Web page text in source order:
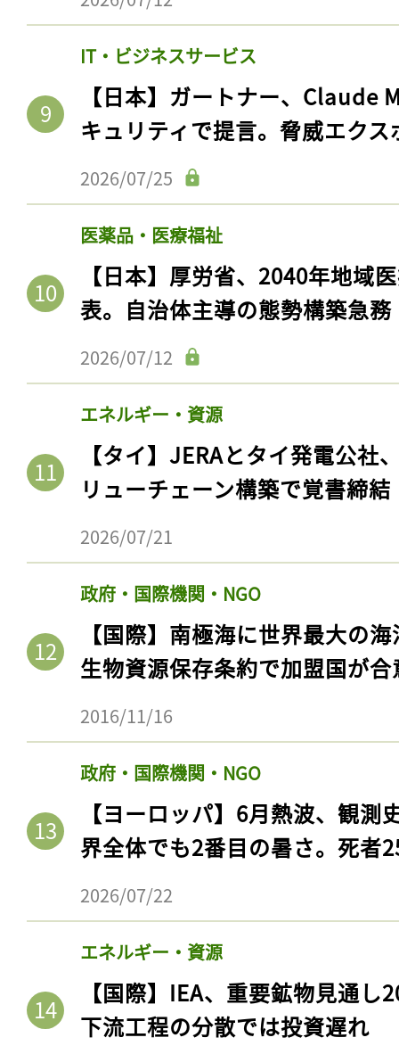
IT・ビジネスサービス
【日本】ガートナー、Claude
キュリティで提言。脅威エク
2026/07/25
医薬品・医療福祉
【日本】厚労省、2040年地域
表。自治体主導の態勢構築急務
2026/07/12
エネルギー・資源
【タイ】JERAとタイ発電公社
リューチェーン構築で覚書締結
2026/07/21
政府・国際機関・NGO
【国際】南極海に世界最大の
生物資源保存条約で加盟国が合
2016/11/16
政府・国際機関・NGO
【ヨーロッパ】6月熱波、観
界全体でも2番目の暑さ。死者
2026/07/22
エネルギー・資源
【国際】IEA、重要鉱物見通
下流工程の分散では投資遅れ